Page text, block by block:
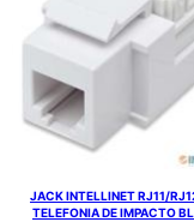
JACK INTELLINET RJ11/
TELEFONIA DE IMPACTO